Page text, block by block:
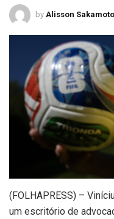
by Alisson Sakamoto
(FOLHAPRESS) –
um escritório de